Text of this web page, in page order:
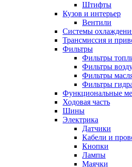
Штифты
Кузов и интерьер
Вентили
Системы
Трансмиссия и
Фильтры
Фильтры
Фильтры
Фильтры
Фильтры
Функциональные
Ходовая часть
Шины
Электрика
Датчики
Кабели и
Кнопки
Лампы
Маячки